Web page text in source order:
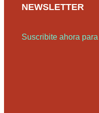
NEWSLETTER
Suscribite ahora